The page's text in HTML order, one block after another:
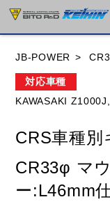
HUSQVANA
JB-POWER
対応車種
KAWASAKI Z1000J,
CRS車種別
CR33φ マ
ー:L46mm